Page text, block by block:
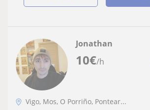
10€/h
Jonathan
Vigo, Mos, O Porriño, Pontear...